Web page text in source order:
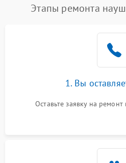
Этапы ремонта
1. Вы
Оставьте заявку на